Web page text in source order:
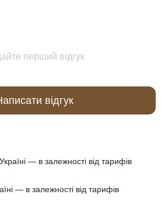
перший відгук
відгук
— в залежності від тарифів
— в залежності від тарифів